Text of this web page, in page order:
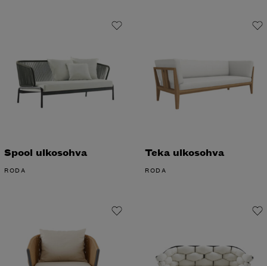
Spool ulkosohva
RODA
Teka ulkosohva
RODA